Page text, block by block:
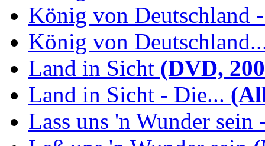
König von Deutschland
König von
Land in Sicht (DVD,
Land in Sicht - Die...
Lass uns 'n Wunder sein